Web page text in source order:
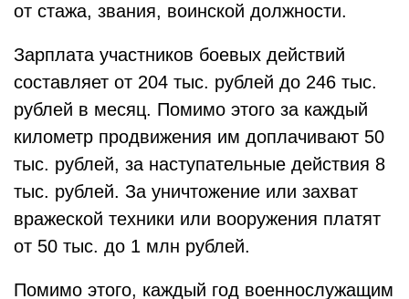
от стажа, звания, воинской должности.
Зарплата участников боевых действий
составляет от 204 тыс. рублей до 246 тыс.
рублей в месяц. Помимо этого за каждый
километр продвижения им доплачивают 50
тыс. рублей, за наступательные действия 8
тыс. рублей. За уничтожение или захват
вражеской техники или вооружения платят
от 50 тыс. до 1 млн рублей.
Помимо этого, каждый год военнослужащим